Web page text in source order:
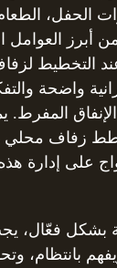
الحفل،
أبرز العوامل
عند التخطيط
واضحة
المفرط.
زفاف محلي
على إدارة
بشكل فعّال،
بانتظام،